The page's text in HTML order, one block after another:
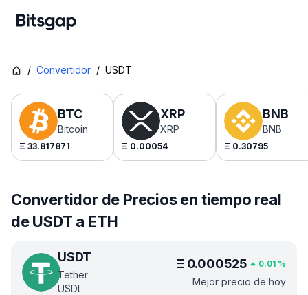
/ Convertidor / USDT
BTC
Bitcoin
Ξ 33.817871
XRP
XRP
Ξ 0.00054
BNB
BNB
Ξ 0.30795
Convertidor de Precios en tiempo real
de USDT a ETH
USDT
Tether
USDt
Ξ 0.000525 0.01 %
Mejor precio de hoy